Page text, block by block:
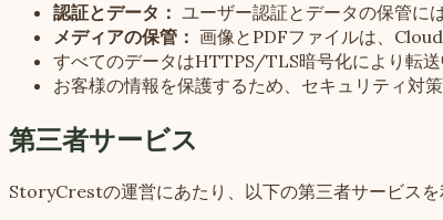
認証とデータ： ユーザー認証とデータの保管に
メディアの保管： 画像とPDFファイルは、
すべてのデータはHTTPS/TLS暗号化により転送
お客様の情報を保護するため、セキュリティ対
第三者サービス
StoryCrestの運営にあたり、以下の第三者サービス